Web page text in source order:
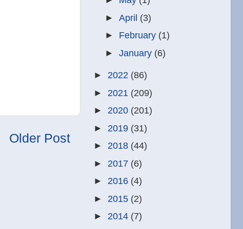
Older Post
► April (3)
► February (1)
► January (6)
► 2022 (86)
► 2021 (209)
► 2020 (201)
► 2019 (31)
► 2018 (44)
► 2017 (6)
► 2016 (4)
► 2015 (2)
► 2014 (7)